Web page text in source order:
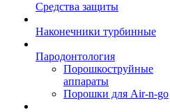
Средства защиты
Наконечники турбинные
Пародонтология
Порошкоструйные
аппараты
Порошки для Air-n-go